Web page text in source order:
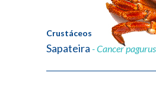
Crustáceos
Sapateira - Cancer pagurus